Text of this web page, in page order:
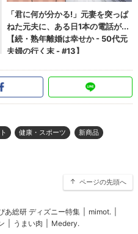
健康・スポーツ 新商品
ページの先頭へ
あ総研 ディズニー特集 mimot.
うまい肉 Medery.